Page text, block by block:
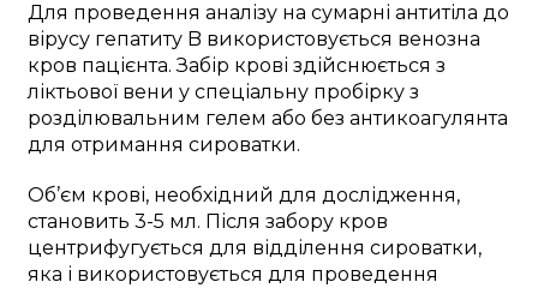
Для проведення аналізу на сумарні антитіла до
вірусу гепатиту B використовується венозна
кров пацієнта. Забір крові здійснюється з
ліктьової вени у спеціальну пробірку з
розділювальним гелем або без антикоагулянта
для отримання сироватки.
Об’єм крові, необхідний для дослідження,
становить 3-5 мл. Після забору кров
центрифугується для відділення сироватки,
яка і використовується для проведення